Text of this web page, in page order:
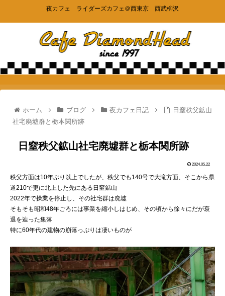
夜カフェ ライダーズカフェ＠西東京 西武柳沢
ホーム ブログ 夜カフェ日記
日窒秩父鉱山
社宅廃墟群と栃本関所跡
日窒秩父鉱山社宅廃墟群と栃本関所跡
2024.05.22
秩父方面は10年ぶり以上でしたが、秩父でも140号で大滝方面、そこから県
道210で更に北上した先にある日窒鉱山
2022年で操業を停止し、その社宅群は廃墟
そもそも昭和48年ごろには事業を縮小しはじめ、その頃から徐々にだが衰
退を辿った集落
特に60年代の建物の崩落っぷりは凄いものが